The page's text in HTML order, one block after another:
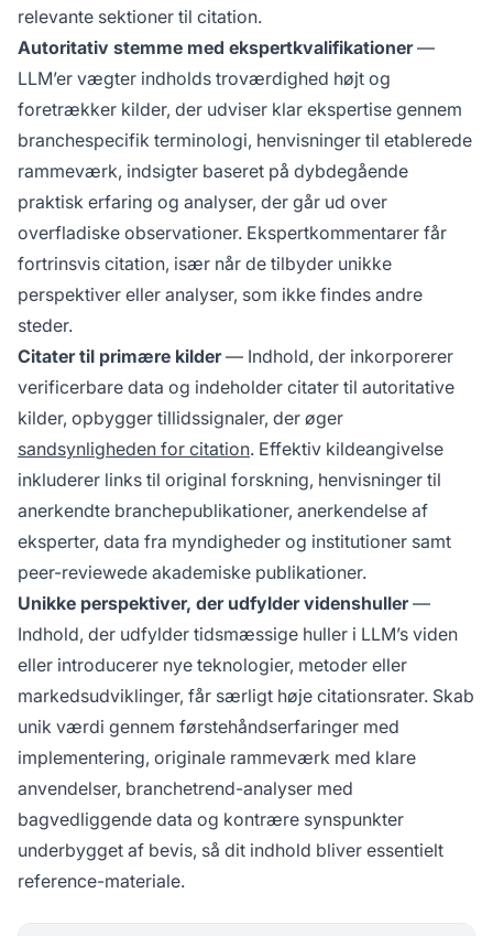
relevante sektioner til citation.
Autoritativ stemme med ekspertkvalifikationer—
LLM’er vægter indholds troværdighed højt og
foretrækker kilder, der udviser klar ekspertise gennem
branchespecifik terminologi, henvisninger til etablerede
rammeværk, indsigter baseret på dybdegående
praktisk erfaring og analyser, der går ud over
overfladiske observationer. Ekspertkommentarer får
fortrinsvis citation, især når de tilbyder unikke
perspektiver eller analyser, som ikke findes andre
steder.
Citater til primære kilder— Indhold, der inkorporerer
verificerbare data og indeholder citater til autoritative
kilder, opbygger tillidssignaler, der øger
sandsynligheden for citation. Effektiv kildeangivelse
inkluderer links til original forskning, henvisninger til
anerkendte branchepublikationer, anerkendelse af
eksperter, data fra myndigheder og institutioner samt
peer-reviewede akademiske publikationer.
Unikke perspektiver, der udfylder videnshuller—
Indhold, der udfylder tidsmæssige huller i LLM’s viden
eller introducerer nye teknologier, metoder eller
markedsudviklinger, får særligt høje citationsrater. Skab
unik værdi gennem førstehåndserfaringer med
implementering, originale rammeværk med klare
anvendelser, branchetrend-analyser med
bagvedliggende data og kontrære synspunkter
underbygget af bevis, så dit indhold bliver essentielt
reference-materiale.